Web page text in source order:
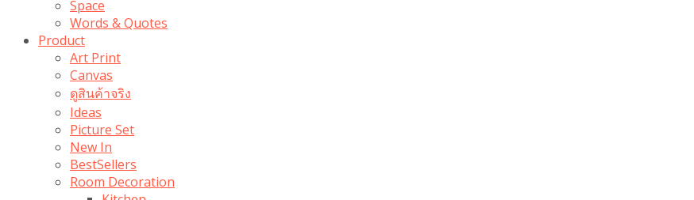
Space
Words & Quotes
Product
Art Print
Canvas
ดูสินค้าจริง
Ideas
Picture Set
New In
BestSellers
Room Decoration